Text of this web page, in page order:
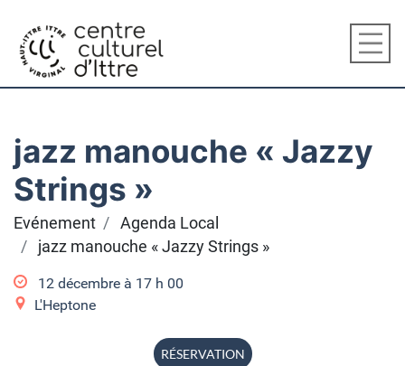
jazz manouche « Jazzy
Strings »
Evénement
Agenda Local
jazz manouche « Jazzy Strings »
12 décembre à 17 h 00
L'Heptone
RÉSERVATION